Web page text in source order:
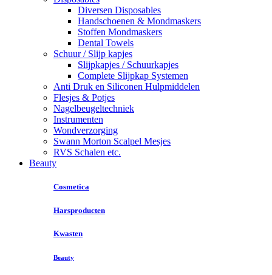
Diversen Disposables
Handschoenen & Mondmaskers
Stoffen Mondmaskers
Dental Towels
Schuur / Slijp kapjes
Slijpkapjes / Schuurkapjes
Complete Slijpkap Systemen
Anti Druk en Siliconen Hulpmiddelen
Flesjes & Potjes
Nagelbeugeltechniek
Instrumenten
Wondverzorging
Swann Morton Scalpel Mesjes
RVS Schalen etc.
Beauty
Cosmetica
Harsproducten
Kwasten
Beauty